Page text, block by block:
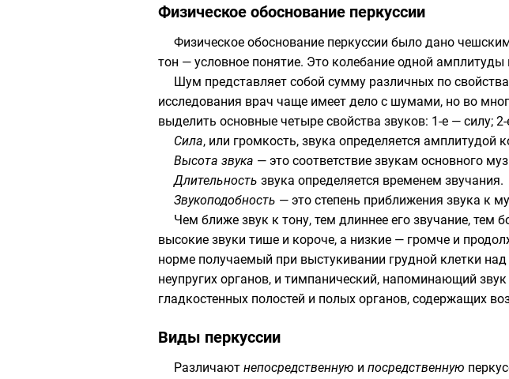
Физическое обоснование перкуссии
Физическое обоснование перкуссии было дано
тон — условное понятие. Это колебание одной
Шум представляет собой сумму различных по
исследования врач чаще имеет дело с шумами, но во
выделить основные четыре свойства звуков: 1-е — силу;
Сила, или громкость, звука определяется амплитудой
Высота звука — это соответствие звукам основного
Длительность звука определяется временем звучания.
Звукоподобность — это степень приближения звука к
Чем ближе звук к тону, тем длиннее его звучание, тем
высокие звуки тише и короче, а низкие — громче и
норме получаемый при выстукивании грудной клетки
неупругих органов, и тимпанический, напоминающий
гладкостенных полостей и полых органов, содержащих
Виды перкуссии
Различают непосредственную и посредственную